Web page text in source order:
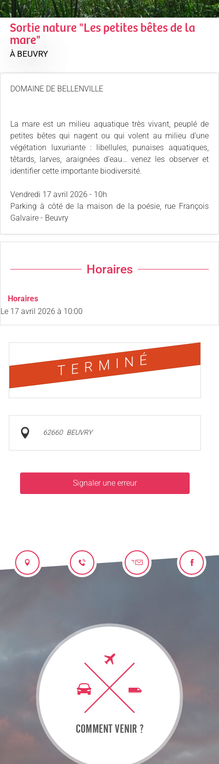
Sortie nature "Les petites bêtes de la
mare"
À BEUVRY
DOMAINE DE BELLENVILLE
La mare est un milieu aquatique très vivant, peuplé de
petites bêtes qui nagent ou qui volent au milieu d’une
végétation luxuriante : libellules, punaises aquatiques,
têtards, larves, araignées d’eau… venez les observer et
identifier cette importante biodiversité.
Vendredi 17 avril 2026 - 10h
Parking à côté de la maison de la poésie, rue François
Galvaire - Beuvry
Horaires
Horaires
Le 17 avril 2026 à 10:00
TERMINÉ
62660 BEUVRY
Signaler une erreur
COMMENT VENIR ?